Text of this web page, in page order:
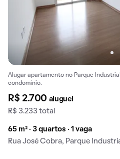
Alugar apartamento no Parque
condomínio.
R$ 2.700 aluguel
R$ 3.233 total
65 m² · 3 quartos · 1 vaga
Rua José Cobra, Parque